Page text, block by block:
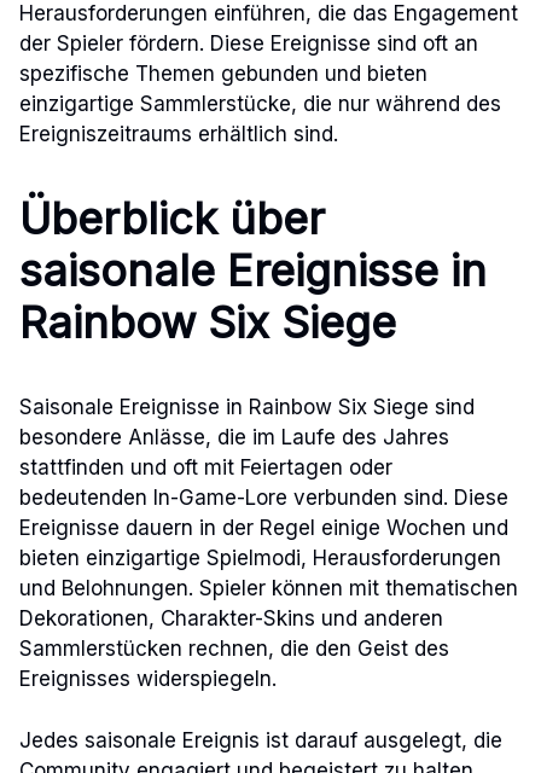
Herausforderungen einführen, die das Engagement
der Spieler fördern. Diese Ereignisse sind oft an
spezifische Themen gebunden und bieten
einzigartige Sammlerstücke, die nur während des
Ereigniszeitraums erhältlich sind.
Überblick über
saisonale Ereignisse in
Rainbow Six Siege
Saisonale Ereignisse in Rainbow Six Siege sind
besondere Anlässe, die im Laufe des Jahres
stattfinden und oft mit Feiertagen oder
bedeutenden In-Game-Lore verbunden sind. Diese
Ereignisse dauern in der Regel einige Wochen und
bieten einzigartige Spielmodi, Herausforderungen
und Belohnungen. Spieler können mit thematischen
Dekorationen, Charakter-Skins und anderen
Sammlerstücken rechnen, die den Geist des
Ereignisses widerspiegeln.
Jedes saisonale Ereignis ist darauf ausgelegt, die